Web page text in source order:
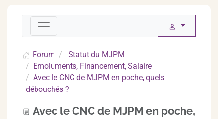
Forum
Statut du MJPM
Emoluments, Financement, Salaire
Avec le CNC de MJPM en poche, quels
débouchés ?
Avec le CNC de MJPM en poche,